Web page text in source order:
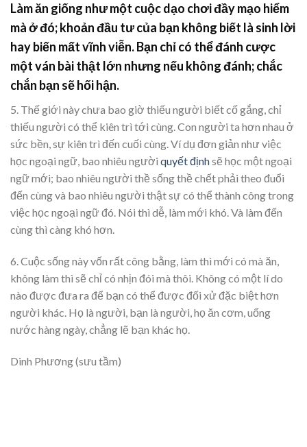
Làm ăn giống như một cuộc dạo chơi đầy mạo hiểm
mà ở đó;khoản đầu tư của bạn không biết là sinh lời
hay biến mất vĩnh viễn. Bạn chỉ có thể đánh cược
một ván bài thật lớn nhưng nếu không đánh;chắc
chắn bạn sẽ hối hận.
5. Thế giới này chưa bao giờ thiếu người biết cố gắng, chỉ
thiếu người có thể kiên trì tới cùng. Con người ta hơn nhau ở
sức bền, sự kiên trì đến cuối cùng. Ví dụ đơn giản như việc
học ngoại ngữ, bao nhiêu người quyết địnhsẽ học một ngoại
ngữ mới; bao nhiêu người thề sống thề chết phải theo đuổi
đến cùng và bao nhiêu người thật sự có thể thành công trong
việc học ngoại ngữ đó. Nói thì dễ, làm mới khó. Và làm đến
cùng thì càng khó hơn.
6. Cuộc sống này vốn rất công bằng, làm thì mới có mà ăn,
không làm thì sẽ chỉ có nhịn đói mà thôi. Không có một lí do
nào được đưa ra để bạn có thể được đối xử đặc biệt hơn
người khác. Họ là người, bạn là người, họ ăn cơm, uống
nước hàng ngày, chẳng lẽ bạn khác họ.
Dinh Phương (sưu tầm)